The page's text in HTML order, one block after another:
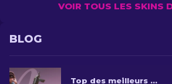
VOIR TOUS LES SKINS
BLOG
Top des meilleurs Skins MP7 de CS2 Pour tous les budgets [2026]